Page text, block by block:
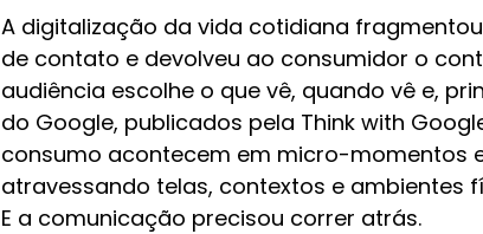
A digitalização da vida cotidiana
de contato e devolveu ao consumidor o
audiência escolhe o que vê, quando vê e,
do Google, publicados pela Think with
consumo acontecem em micro-momentos
atravessando telas, contextos e ambientes
E a comunicação precisou correr atrás.